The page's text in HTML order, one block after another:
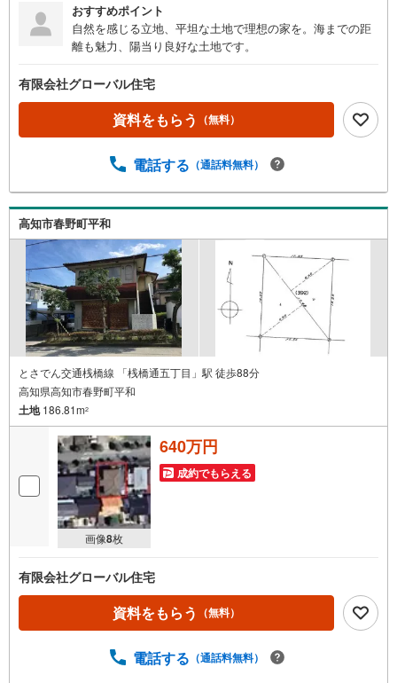
おすすめポイント
自然を感じる立地、平坦な土地で理想の家を。海までの距
離も魅力、陽当り良好な土地です。
有限会社グローバル住宅
資料をもらう （無料）
電話する （通話料無料）
高知市春野町平和
とさでん交通桟橋線 「桟橋通五丁目」駅 徒歩88分
高知県高知市春野町平和
土地186.81m2
画像8枚
640万円
成約でもらえる
有限会社グローバル住宅
資料をもらう （無料）
電話する （通話料無料）